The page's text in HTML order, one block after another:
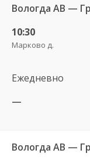
Вологда АВ —
10:30
Марково д.
Ежедневно
—
Вологда АВ —